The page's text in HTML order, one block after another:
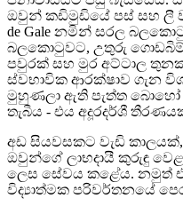
ඔවුන් කඩිමුඩියේ පස් සහ ලී
de Gale නමින් සරල
බලකොටුවට, උතුරු ගොඩබිම්
පවුරක් සහ මුර අට්ටාල
ස්වභාවික ආරක්ෂාව ගැන
මුහුණලා ඇති පැත්ත
තැබීය - එය අදූරදර්ශී
අඩ සියවසකට වැඩි
ඔවුන්ගේ ලාභදායී කුරුඳු
ලෙස සේවය කළේය. නමුත්
විද්‍යාත්මක පරිවර්තනයේ